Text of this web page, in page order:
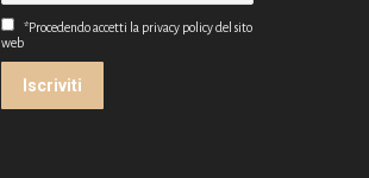
*Procedendo accetti la privacy policy del sito
web